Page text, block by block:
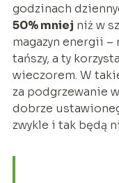
godzinach
50% mniej niż w
magazyn energii –
tańszy, a ty
wieczorem. W
za podgrzewanie
dobrze
zwykle i tak będą